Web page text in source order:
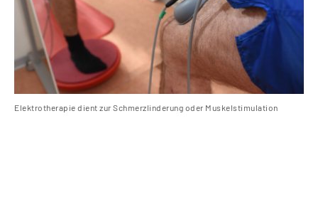
Elektrotherapie dient zur Schmerzlinderung oder Muskelstimulation